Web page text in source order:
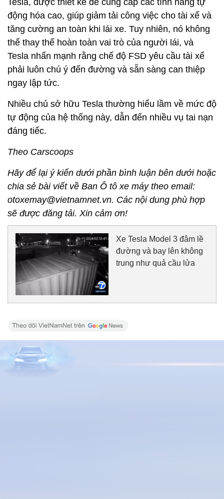
Tesla, được thiết kế để cung cấp các tính năng tự
động hóa cao, giúp giảm tải công việc cho tài xế và
tăng cường an toàn khi lái xe. Tuy nhiên, nó không
thể thay thế hoàn toàn vai trò của người lái, và
Tesla nhấn mạnh rằng chế độ FSD yêu cầu tài xế
phải luôn chú ý đến đường và sẵn sàng can thiệp
ngay lập tức.
Nhiều chủ sở hữu Tesla thường hiểu lầm về mức độ
tự động của hệ thống này, dẫn đến nhiều vụ tai nạn
đáng tiếc.
Theo Carscoops
Hãy để lại ý kiến dưới phần bình luận bên dưới hoặc
chia sẻ bài viết về Ban Ô tô xe máy theo email:
otoxemay@vietnamnet.vn. Các nội dung phù hợp
sẽ được đăng tải. Xin cảm ơn!
Xe Tesla Model 3 đâm lề
đường và bay lên không
trung như quả cầu lửa